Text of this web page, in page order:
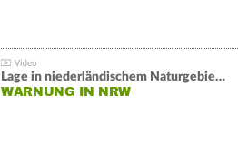
Lage in niederländischem Naturgebiet stabil
WARNUNG IN NRW